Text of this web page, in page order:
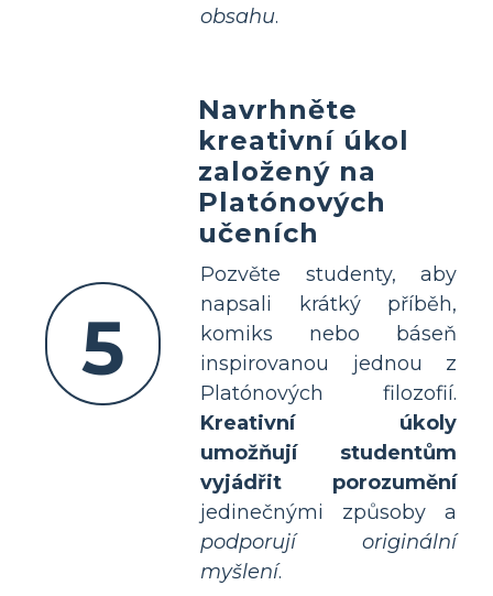
obsahu.
5
Navrhněte
kreativní úkol
založený na
Platónových
učeních
Pozvěte studenty, aby
napsali krátký příběh,
komiks nebo báseň
inspirovanou jednou z
Platónových filozofií.
Kreativní úkoly
umožňují studentům
vyjádřit porozumění
jedinečnými způsoby a
podporují originální
myšlení.